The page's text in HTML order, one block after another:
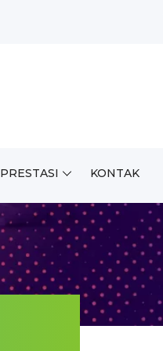
PRESTASI KONTAK